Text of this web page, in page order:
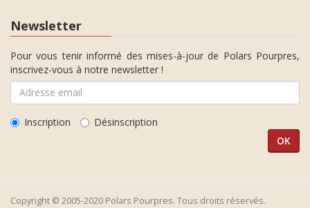
Newsletter
Pour vous tenir informé des mises-à-jour de Polars Pourpres,
inscrivez-vous à notre newsletter !
Inscription Désinscription
Copyright © 2005-2020 Polars Pourpres. Tous droits réservés.